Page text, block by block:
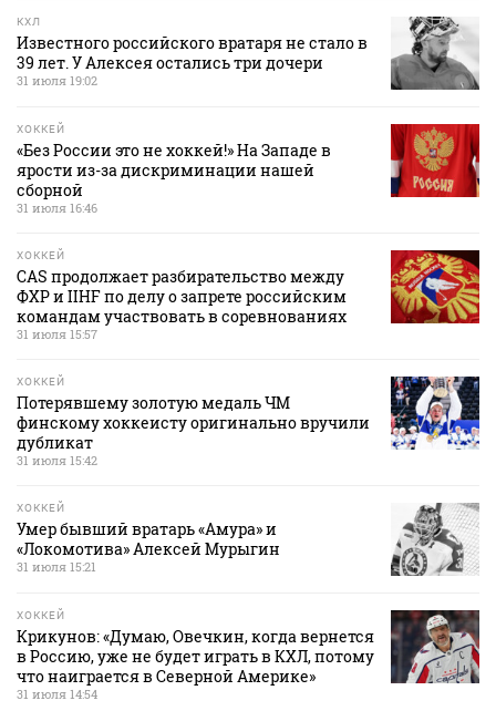
КХЛ
Известного российского вратаря не стало в
39 лет. У Алексея остались три дочери
31 июля 19:02
ХОККЕЙ
«Без России это не хоккей!» На Западе в
ярости из-за дискриминации нашей
сборной
31 июля 16:46
ХОККЕЙ
CAS продолжает разбирательство между
ФХР и IIHF по делу о запрете российским
командам участвовать в соревнованиях
31 июля 15:57
ХОККЕЙ
Потерявшему золотую медаль ЧМ
финскому хоккеисту оригинально вручили
дубликат
31 июля 15:42
ХОККЕЙ
Умер бывший вратарь «Амура» и
«Локомотива» Алексей Мурыгин
31 июля 15:21
ХОККЕЙ
Крикунов: «Думаю, Овечкин, когда вернется
в Россию, уже не будет играть в КХЛ, потому
что наиграется в Северной Америке»
31 июля 14:54